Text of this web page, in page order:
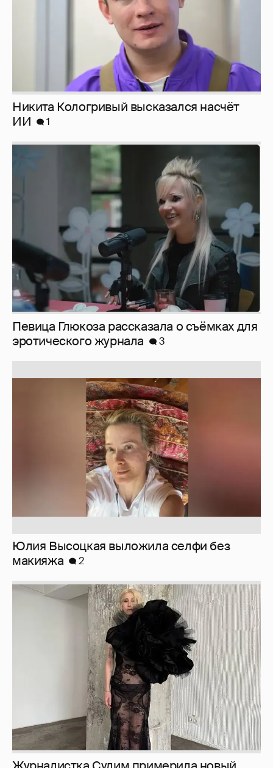
Певица Глюкоза рассказала о съёмках для
эротического журнала
3
Юлия Высоцкая выложила селфи без
Журналистка Сулим примерила новый